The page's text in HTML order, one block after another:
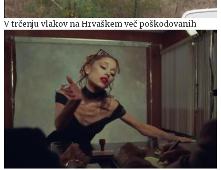
V trčenju vlakov na Hrvaškem več poškodovanih